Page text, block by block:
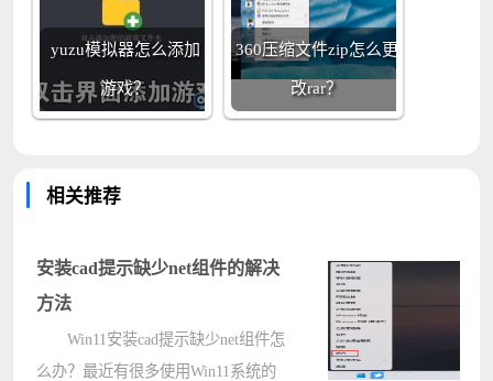
yuzu模拟器怎么添加
游戏？
360压缩文件zip怎么更
改rar？
相关推荐
安装cad提示缺少net组件的解决
方法
Win11安装cad提示缺少net组件怎
么办？最近有很多使用Win11系统的